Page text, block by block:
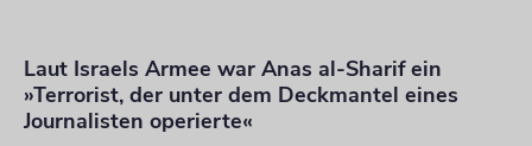
Laut Israels Armee war Anas al-Sharif ein
»Terrorist, der unter dem Deckmantel eines
Journalisten operierte«